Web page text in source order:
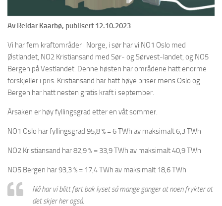
Av Reidar Kaarbø, publisert 12.10.2023
Vi har fem kraftområder i Norge, i sør har vi NO1 Oslo med
Østlandet, NO2 Kristiansand med Sør- og Sørvest-landet, og NO5
Bergen på Vestlandet. Denne høsten har områdene hatt enorme
forskjeller i pris. Kristiansand har hatt høye priser mens Oslo og
Bergen har hatt nesten gratis kraft i september.
Årsaken er høy fyllingsgrad etter en våt sommer.
NO1 Oslo har fyllingsgrad 95,8 % = 6 TWh av maksimalt 6,3 TWh
NO2 Kristiansand har 82,9 % = 33,9 TWh av maksimalt 40,9 TWh
NO5 Bergen har 93,3 % = 17,4 TWh av maksimalt 18,6 TWh
Nå har vi blitt ført bak lyset så mange ganger at noen frykter at
det skjer her også.